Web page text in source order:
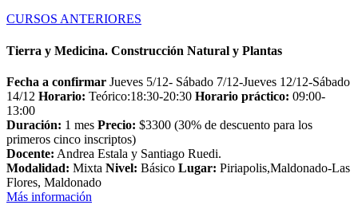
CURSOS ANTERIORES
Tierra y Medicina. Construcción Natural y Plantas
Fecha a confirmar Jueves 5/12- Sábado 7/12-Jueves 12/12-Sábado
14/12 Horario: Teórico:18:30-20:30 Horario práctico: 09:00-
13:00
Duración: 1 mes Precio: $3300 (30% de descuento para los
primeros cinco inscriptos)
Docente: Andrea Estala y Santiago Ruedi.
Modalidad: Mixta Nivel: Básico Lugar: Piriapolis,Maldonado-Las
Flores, Maldonado
Más información